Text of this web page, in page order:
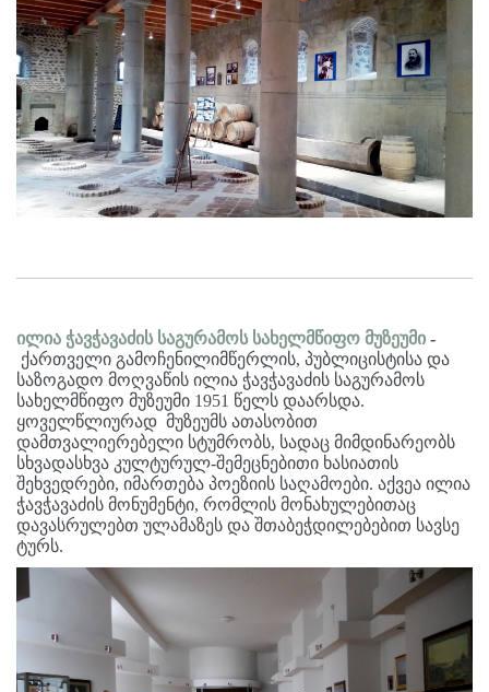
ილია ჭავჭავაძის საგურამოს სახელმწიფო მუზეუმი -
ქართველი გამოჩენილიმწერლის, პუბლიცისტისა და
საზოგადო მოღვაწის ილია ჭავჭავაძის საგურამოს
სახელმწიფო მუზეუმი 1951 წელს დაარსდა.
ყოველწლიურად მუზეუმს ათასობით
დამთვალიერებელი სტუმრობს, სადაც მიმდინარეობს
სხვადასხვა კულტურულ-შემეცნებითი ხასიათის
შეხვედრები, იმართება პოეზიის საღამოები. აქვეა ილია
ჭავჭავაძის მონუმენტი, რომლის მონახულებითაც
დავასრულებთ ულამაზეს და შთაბეჭდილებებით სავსე
ტურს.